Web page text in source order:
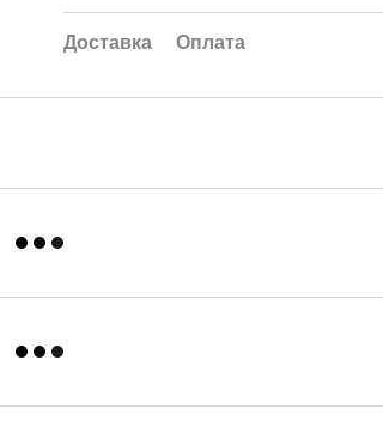
Доставка Оплата